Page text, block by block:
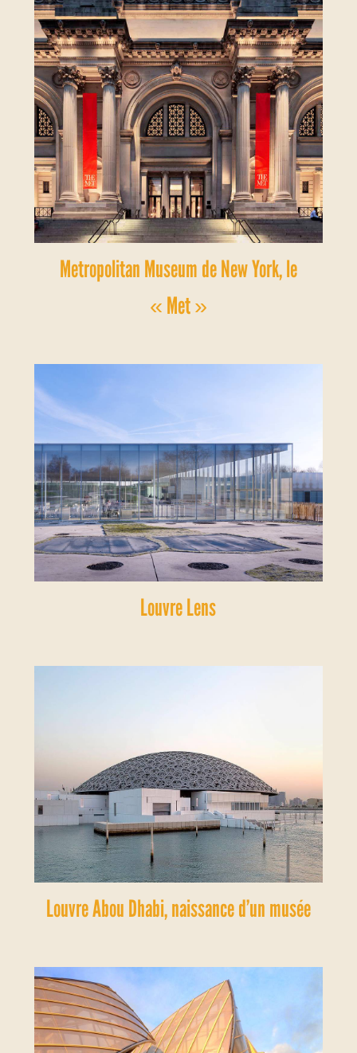
Metropolitan Museum de New York, le
« Met »
Louvre Lens
Louvre Abou Dhabi, naissance d’un musée